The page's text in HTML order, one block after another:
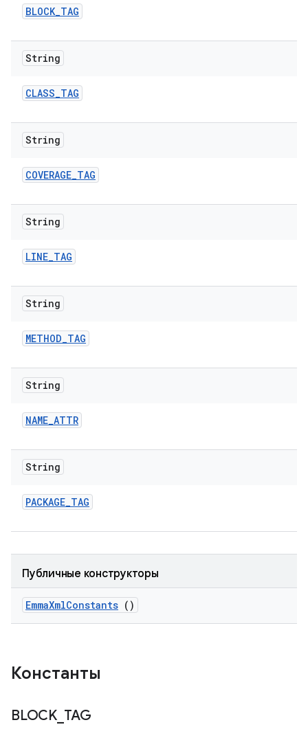
BLOCK_TAG
String
CLASS_TAG
String
COVERAGE_TAG
String
LINE_TAG
String
METHOD_TAG
String
NAME_ATTR
String
PACKAGE_TAG
Публичные конструкторы
EmmaXmlConstants ()
Константы
BLOCK_ TAG